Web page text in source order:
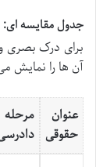
جدول مقایسه ای:
برای درک بصری
آن ها را نمایش
عنوان
حقوقی
مرحله